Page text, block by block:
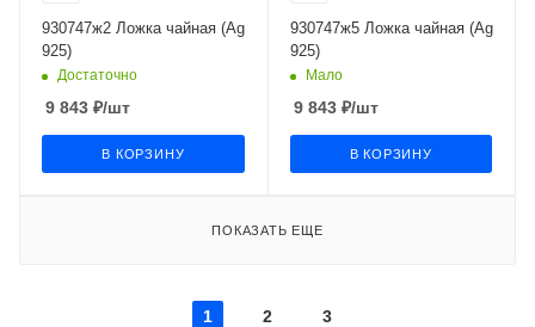
930747ж2 Ложка чайная (Ag
925)
Достаточно
9 843 ₽/шт
В КОРЗИНУ
930747ж5 Ложка чайная (Ag
925)
Мало
9 843₽/шт
В КОРЗИНУ
ПОКАЗАТЬ ЕЩЕ
1 2 3